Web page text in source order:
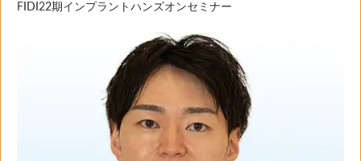
FIDI22期インプラントハンズオンセミナー